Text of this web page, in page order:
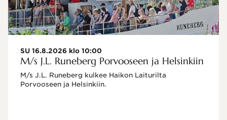
SU 16.8.2026 klo 10:00
M/s J.L. Runeberg Porvooseen ja Helsinkiin
M/s J.L. Runeberg kulkee Haikon Laiturilta
Porvooseen ja Helsinkiin.